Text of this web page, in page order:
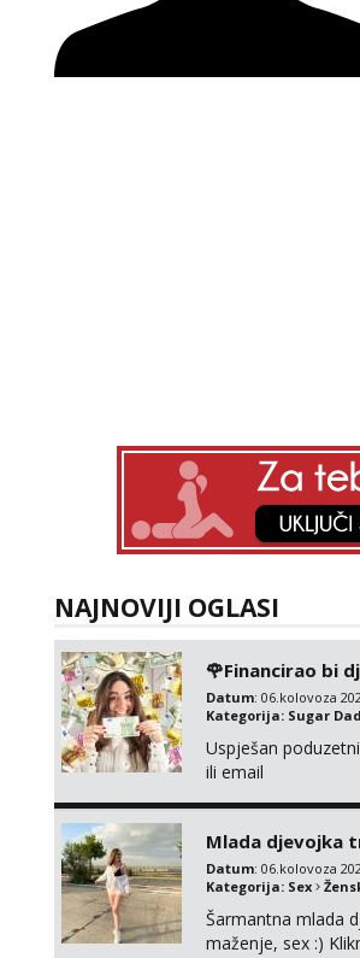
NAJNOVIJI OGLASI
🌹Financirao bi
Datum: 06.kolovoza
Kategorija: Sugar
Uspješan
ili email
Mlada djevojka
Datum: 06.kolovoza
Kategorija: Sex
Šarmantna mlada
maženje, sex :)